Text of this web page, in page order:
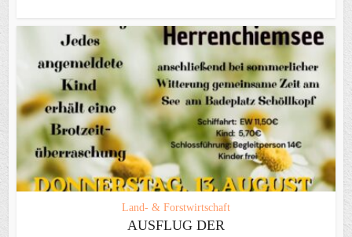
Land- & Forstwirtschaft
AUSFLUG DER